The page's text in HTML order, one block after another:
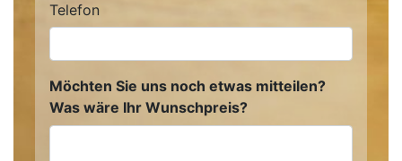
Telefon
Möchten Sie uns noch etwas mitteilen?
Was wäre Ihr Wunschpreis?